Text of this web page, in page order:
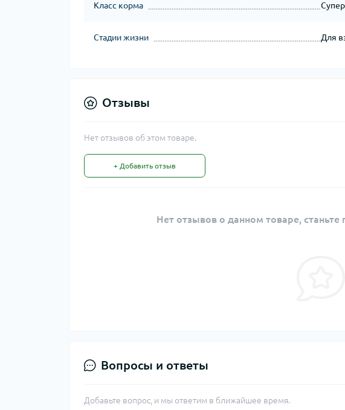
Класс корма
Стадии жизни Для
Отзывы
Нет отзывов об этом товаре.
+ Добавить отзыв
Нет отзывов о данном товаре,
Вопросы и ответы
Добавьте вопрос, и мы ответим в ближайшее время.